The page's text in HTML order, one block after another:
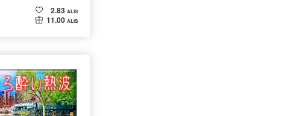
2.83 ALIS
11.00 ALIS